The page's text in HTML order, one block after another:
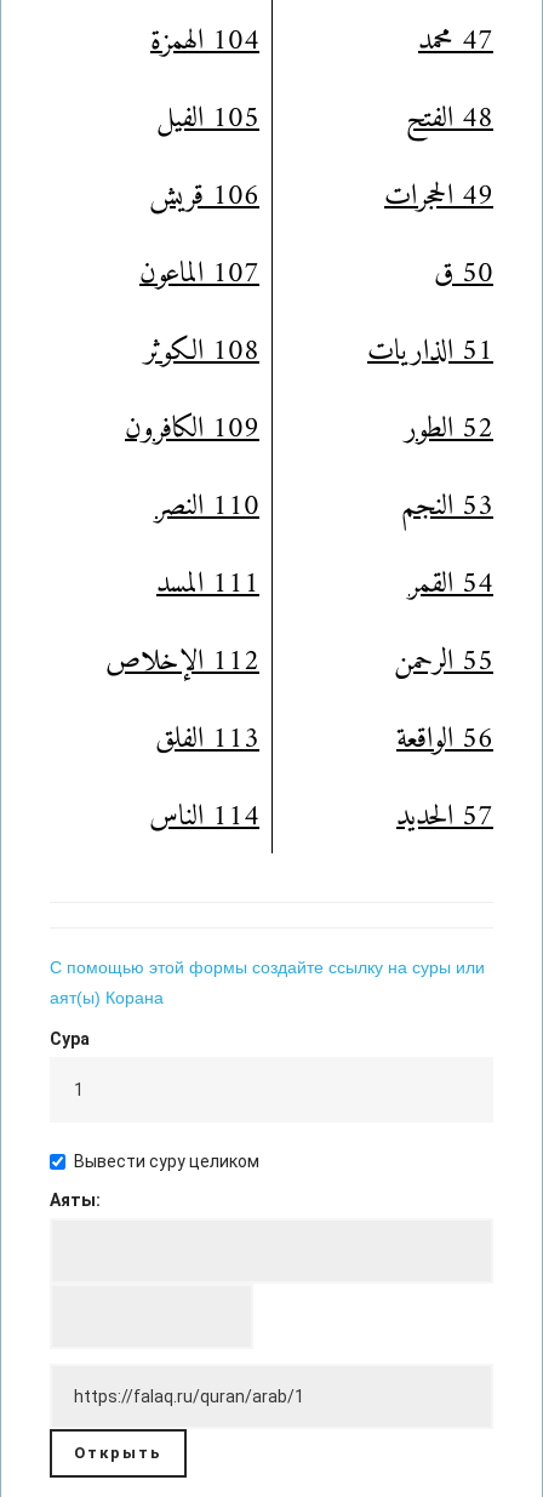
47 محمد
48 الفتح
49 الحجرات
50 ق
51 الذاريات
52 الطور
53 النجم
54 القمر
55 الرحمن
56 الواقعة
57 الحديد
104 الهمزة
105 الفيل
106 قريش
107 الماعون
108 الكوثر
109 الكافرون
110 النصر
111 المسد
112 الإخلاص
113 الفلق
114 الناس
С помощью этой формы создайте ссылку на суры или
аят(ы) Корана
Сура
Вывести суру целиком
Аяты: